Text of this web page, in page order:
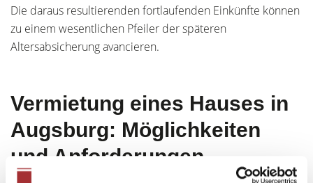
Die daraus resultierenden fortlaufenden Einkünfte können
zu einem wesentlichen Pfeiler der späteren
Altersabsicherung avancieren.
Vermietung eines Hauses in
Augsburg: Möglichkeiten
und Anforderungen